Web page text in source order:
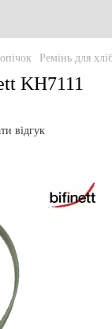
Ремінь для
KH7111
відгук